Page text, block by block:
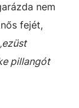
nem
fejét,
pillangót